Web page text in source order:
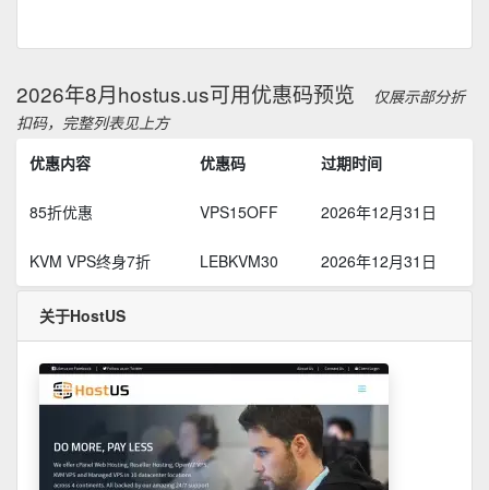
2026年8月hostus.us可用优惠码预览
仅展示部分折
扣码，完整列表见上方
优惠内容
优惠码 过期时间
85折优惠 VPS15OFF 2026年12月31日
KVM VPS终身7折 LEBKVM30 2026年12月31日
关于HostUS